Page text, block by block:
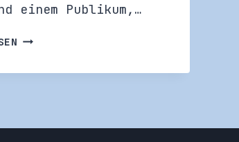
einem Publikum,…
ZU
AUF